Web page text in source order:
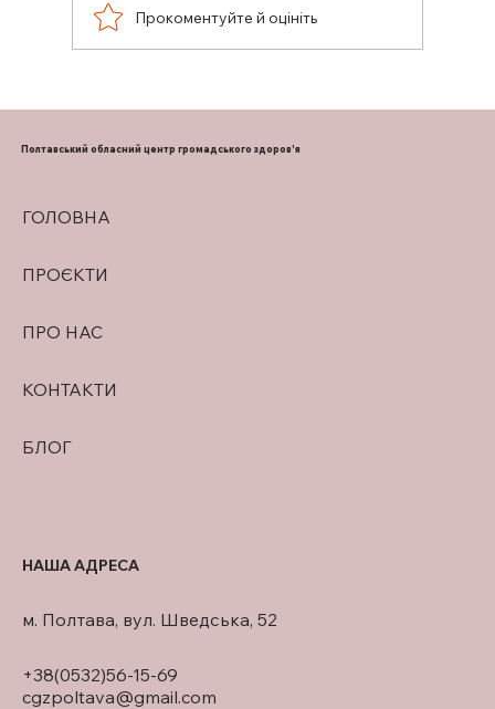
Прокоментуйте й оцініть
ГОЛОВНА
ПРОЄКТИ
ПРО НАС
КОНТАКТИ
БЛОГ
Полтавський обласний центр громадського здоров'я
+38(0532)56-15-69
cgzpoltava@gmail.com
м. Полтава, вул. Шведська, 52
НАША АДРЕСА